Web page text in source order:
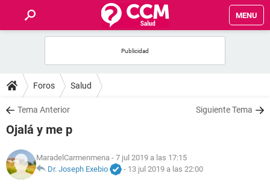
MENU
FOROS
SALUD
FAMILIA
NUTRICIÓN
Foros Salud
Tema Anterior Siguiente Tema
Ojalá y me p
MaradelCarmenmena - 7 jul 2019 a las 17:15
Dr. Joseph Exebio
- 13 jul 2019 a las 22:00